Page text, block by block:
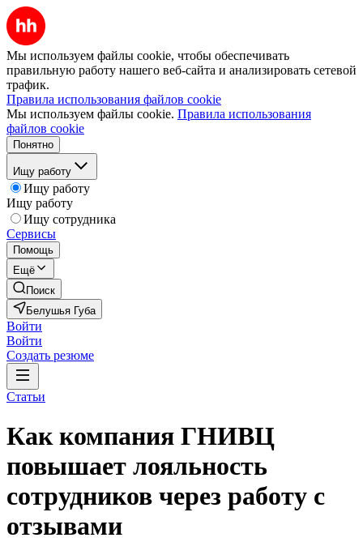
Мы используем файлы cookie, чтобы обеспечивать
правильную работу нашего веб-сайта и анализировать сетевой
трафик.
Правила использования файлов cookie
Мы используем файлы cookie. Правила использования
файлов cookie
Понятно
Ищу работу
Ищу работу
Ищу работу
Ищу сотрудника
Сервисы
Помощь
Ещё
Поиск
Белушья Губа
Войти
Войти
Создать резюме
Статьи
Как компания ГНИВЦ
повышает лояльность
сотрудников через работу с
отзывами